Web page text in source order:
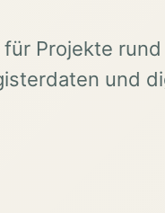
Projekte rund
und